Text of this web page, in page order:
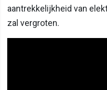
aantrekkelijkheid van
zal vergroten.